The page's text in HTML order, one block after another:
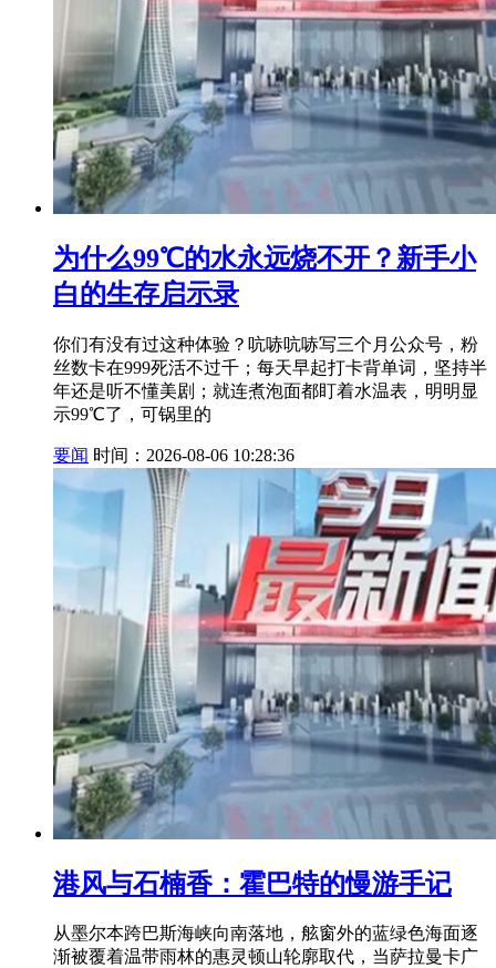
为什么99℃的水永远烧不开？新手小
白的生存启示录
你们有没有过这种体验？吭哧吭哧写三个月公众号，粉
丝数卡在999死活不过千；每天早起打卡背单词，坚持半
年还是听不懂美剧；就连煮泡面都盯着水温表，明明显
示99℃了，可锅里的
要闻 时间：2026-08-06 10:28:36
港风与石楠香：霍巴特的慢游手记
从墨尔本跨巴斯海峡向南落地，舷窗外的蓝绿色海面逐
渐被覆着温带雨林的惠灵顿山轮廓取代，当萨拉曼卡广